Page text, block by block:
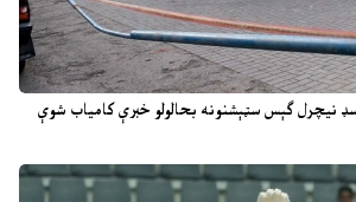
نیچرل ګېس سټېشنونه بحالولو خبرې کامیاب شوې